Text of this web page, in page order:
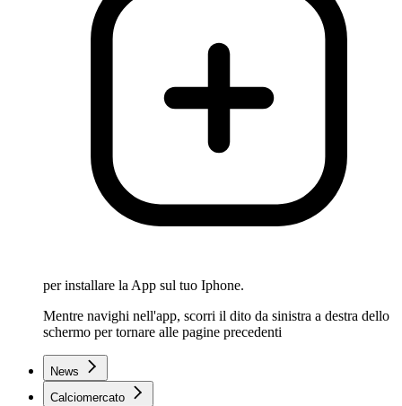
per installare la App sul tuo Iphone.
Mentre navighi nell'app, scorri il dito da sinistra a destra dello
schermo per tornare alle pagine precedenti
News
Calciomercato